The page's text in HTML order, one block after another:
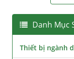
Danh Mục
Thiết bị ngành